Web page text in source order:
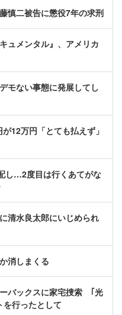
慎二被告に懲役7年の求刑
ュメンタル』、アメリカ
モない事態に発展してし
12万円「とても払えず」
し…2度目は行くあてがな
清水良太郎にいじめられ
消しまくる
ーバックスに家宅捜索 ｢光
を行ったとして